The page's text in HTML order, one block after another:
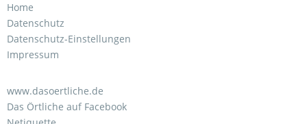
Home
Datenschutz
Datenschutz-Einstellungen
Impressum
www.dasoertliche.de
Das Örtliche auf Facebook